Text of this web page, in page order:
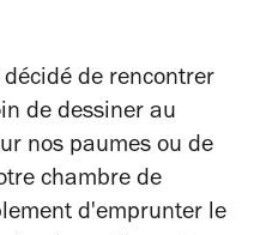
de rencontrer
de dessiner au
nos paumes ou de
chambre de
d'emprunter le